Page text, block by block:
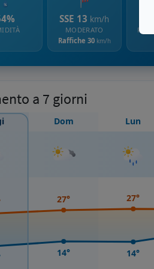
SSE 13 km/h
MODERATO
Raffiche 30 km/h
a 7 giorni
Dom Lun
27°
14°
27°
14°